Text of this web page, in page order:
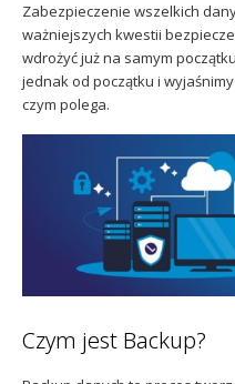
Zabezpieczenie wszelkich
ważniejszych kwestii
wdrożyć już na samym
jednak od początku i
czym polega.
Czym jest Backup?